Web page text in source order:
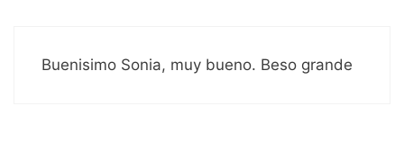
Buenisimo Sonia, muy bueno. Beso grande